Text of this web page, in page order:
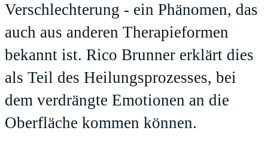
Verschlechterung - ein Phänomen, das
auch aus anderen Therapieformen
bekannt ist. Rico Brunner erklärt dies
als Teil des Heilungsprozesses, bei
dem verdrängte Emotionen an die
Oberfläche kommen können.